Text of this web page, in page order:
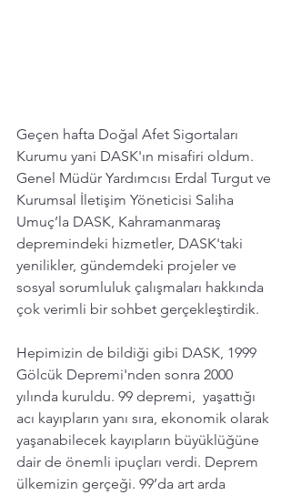
Geçen hafta Doğal Afet Sigortaları
Kurumu yani DASK'ın misafiri oldum.
Genel Müdür Yardımcısı Erdal Turgut ve
Kurumsal İletişim Yöneticisi Saliha
Umuç’la DASK, Kahramanmaraş
depremindeki hizmetler, DASK'taki
yenilikler, gündemdeki projeler ve
sosyal sorumluluk çalışmaları hakkında
çok verimli bir sohbet gerçekleştirdik.
Hepimizin de bildiği gibi DASK, 1999
Gölcük Depremi'nden sonra 2000
yılında kuruldu. 99 depremi,  yaşattığı
acı kayıpların yanı sıra, ekonomik olarak
yaşanabilecek kayıpların büyüklüğüne
dair de önemli ipuçları verdi. Deprem
ülkemizin gerçeği. 99’da art arda